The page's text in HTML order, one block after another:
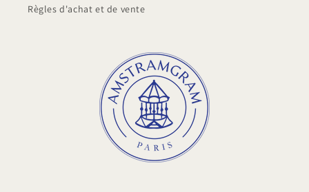
Règles d'achat et de vente